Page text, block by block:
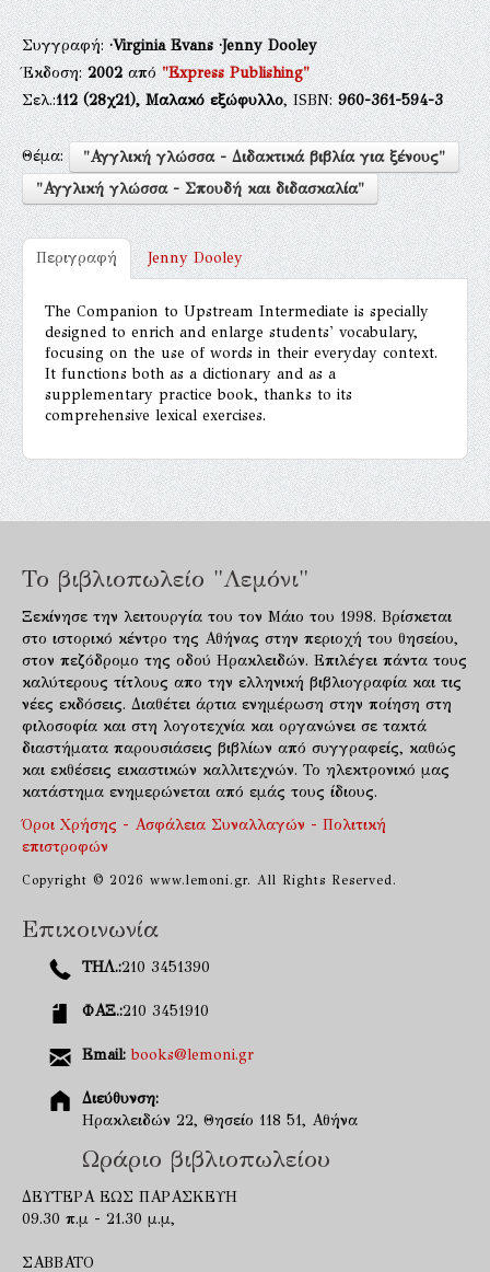
Συγγραφή:·Virginia Evans·Jenny Dooley
Έκδοση:2002από"Express Publishing"
Σελ.:112(28χ21), Μαλακό εξώφυλλο, ISBN:960-361-594-3
Θέμα:
"Αγγλική γλώσσα - Διδακτικά βιβλία για ξένους"
"Αγγλική γλώσσα - Σπουδή και διδασκαλία"
Περιγραφή Jenny Dooley
The Companion to Upstream Intermediate is specially
designed to enrich and enlarge students' vocabulary,
focusing on the use of words in their everyday context.
It functions both as a dictionary and as a
supplementary practice book, thanks to its
comprehensive lexical exercises.
Το βιβλιοπωλείο "Λεμόνι"
Ξεκίνησε την λειτουργία του τον Μάιο του 1998. Βρίσκεται
στο ιστορικό κέντρο της Αθήνας στην περιοχή του θησείου,
στον πεζόδρομο της οδού Ηρακλειδών. Επιλέγει πάντα τους
καλύτερους τίτλους απο την ελληνική βιβλιογραφία και τις
νέες εκδόσεις. Διαθέτει άρτια ενημέρωση στην ποίηση στη
φιλοσοφία και στη λογοτεχνία και οργανώνει σε τακτά
διαστήματα παρουσιάσεις βιβλίων από συγγραφείς, καθώς
και εκθέσεις εικαστικών καλλιτεχνών. Το ηλεκτρονικό μας
κατάστημα ενημερώνεται από εμάς τους ίδιους.
Όροι Χρήσης - Ασφάλεια Συναλλαγών - Πολιτική
επιστροφών
Copyright © 2026 www.lemoni.gr. All Rights Reserved.
Επικοινωνία
ΤΗΛ.:210 3451390
ΦΑΞ.:210 3451910
Email: books@lemoni.gr
Διεύθυνση:
Ηρακλειδών 22, Θησείο 118 51, Αθήνα
Ωράριο βιβλιοπωλείου
ΔΕΥΤΕΡΑ ΕΩΣ ΠΑΡΑΣΚΕΥΗ
09.30 π.μ - 21.30 μ.μ,
ΣΑΒΒΑΤΟ